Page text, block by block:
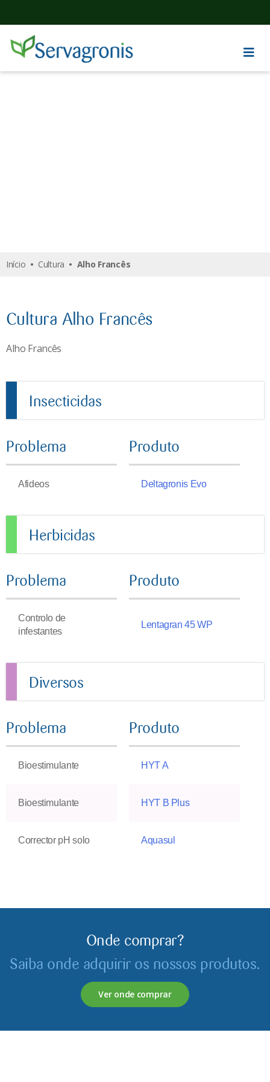
Início • Cultura • Alho Francês
Cultura Alho Francês
Alho Francês
Insecticidas
Problema Produto
Afideos Deltagronis Evo
Herbicidas
Problema Produto
Controlo de
infestantes
Lentagran 45 WP
Diversos
Problema Produto
Bioestimulante HYT A
Bioestimulante HYT B Plus
Corrector pH solo Aquasul
Onde comprar?
Saiba onde adquirir os nossos produtos.
Ver onde comprar